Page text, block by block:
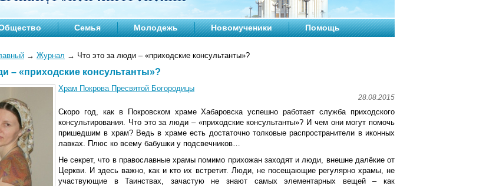
Семья Молодежь Новомученики Помощь
→ Журнал → Что это за люди – «приходские консультанты»?
– «приходские консультанты»?
Храм Покрова Пресвятой Богородицы
28.08.2015
Скоро год, как в Покровском храме Хабаровска успешно работает служба приходского
консультирования. Что это за люди – «приходские консультанты»? И чем они могут помочь
пришедшим в храм? Ведь в храме есть достаточно толковые распространители в иконных
лавках. Плюс ко всему бабушки у подсвечников…
Не секрет, что в православные храмы помимо прихожан заходят и люди, внешне далёкие от
Церкви. И здесь важно, как и кто их встретит. Люди, не посещающие регулярно храмы, не
участвующие в Таинствах, зачастую не знают самых элементарных вещей – как